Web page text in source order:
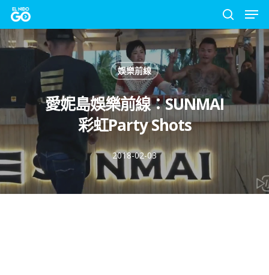
Skip
to
main
search
娛樂前線
愛妮島娛樂前線：SUNMAI
彩虹Party Shots
2018-02-03
Close
Menu